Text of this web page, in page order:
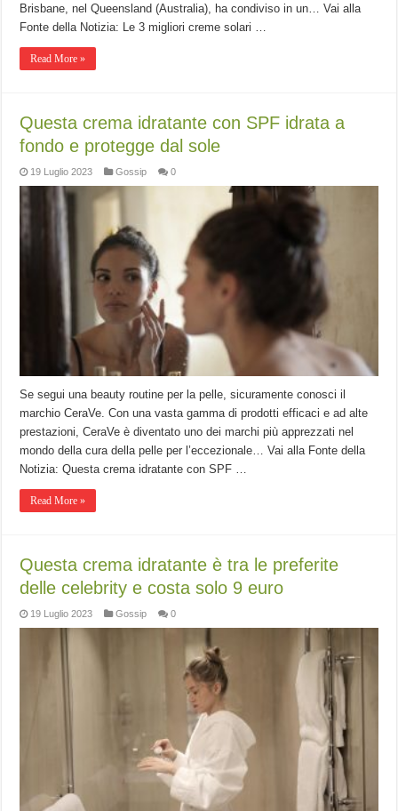
Brisbane, nel Queensland (Australia), ha condiviso in un… Vai alla
Fonte della Notizia: Le 3 migliori creme solari …
Read More »
Questa crema idratante con SPF idrata a
fondo e protegge dal sole
19 Luglio 2023 Gossip 0
Se segui una beauty routine per la pelle, sicuramente conosci il
marchio CeraVe. Con una vasta gamma di prodotti efficaci e ad alte
prestazioni, CeraVe è diventato uno dei marchi più apprezzati nel
mondo della cura della pelle per l’eccezionale… Vai alla Fonte della
Notizia: Questa crema idratante con SPF …
Read More »
Questa crema idratante è tra le preferite
delle celebrity e costa solo 9 euro
19 Luglio 2023 Gossip 0